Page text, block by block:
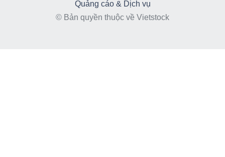
Quảng cáo & Dịch vụ
© Bản quyền thuộc về Vietstock